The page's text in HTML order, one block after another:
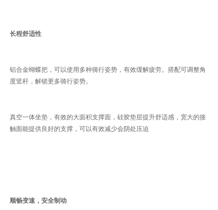
长程舒适性
铝合金蝴蝶把，可以使用多种骑行姿势，有效缓解疲劳。搭配可调整角
度竖杆，解锁更多骑行姿势。
真空一体坐垫，有效的大面积支撑面，硅胶垫层提升舒适感，宽大的接
触面能提供良好的支撑，可以有效减少会阴处压迫
顺畅变速，安全制动